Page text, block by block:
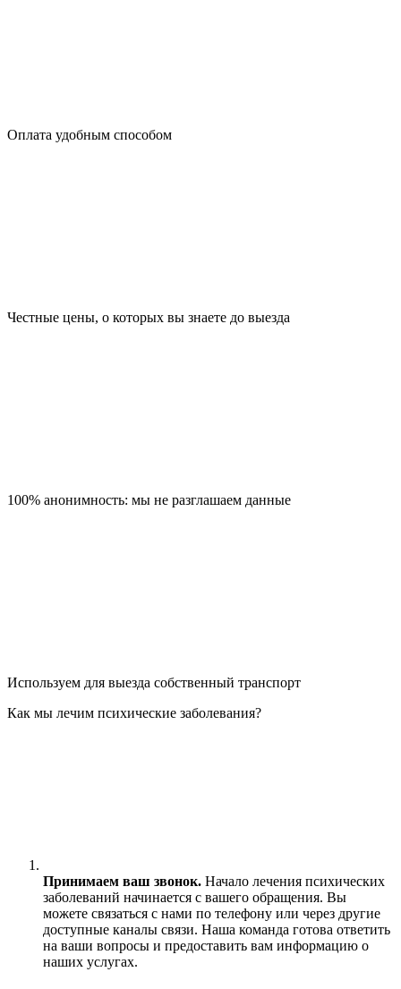
Оплата удобным способом
Честные цены, о которых вы знаете до выезда
100% анонимность: мы не разглашаем данные
Используем для выезда собственный транспорт
Как мы лечим психические заболевания?
Принимаем ваш звонок. Начало лечения психических
заболеваний начинается с вашего обращения. Вы
можете связаться с нами по телефону или через другие
доступные каналы связи. Наша команда готова ответить
на ваши вопросы и предоставить вам информацию о
наших услугах.